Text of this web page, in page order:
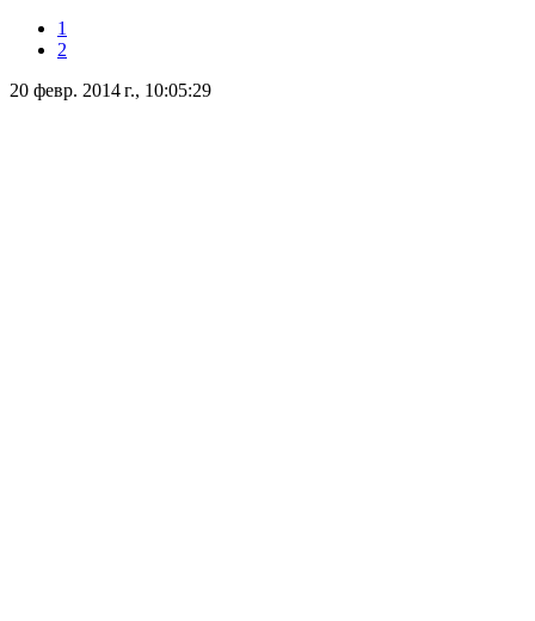
1
2
20 февр. 2014 г., 10:05:29